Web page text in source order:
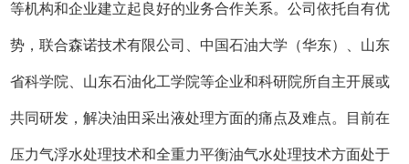
等机构和企业建立起良好的业务合作关系。公司依托自有优
势，联合森诺技术有限公司、中国石油大学（华东）、山东
省科学院、山东石油化工学院等企业和科研院所自主开展或
共同研发，解决油田采出液处理方面的痛点及难点。目前在
压力气浮水处理技术和全重力平衡油气水处理技术方面处于